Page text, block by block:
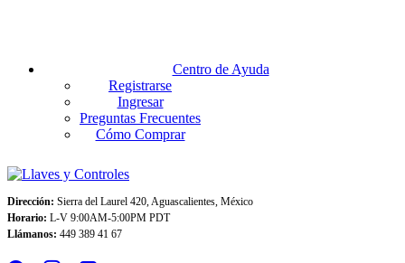
Centro de Ayuda
Registrarse
Ingresar
Preguntas Frecuentes
Cómo Comprar
Dirección: Sierra del Laurel 420, Aguascalientes, México
Horario: L-V 9:00AM-5:00PM PDT
Llámanos: 449 389 41 67